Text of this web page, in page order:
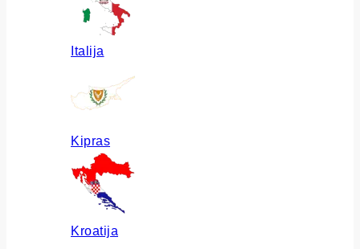
Italija
Kipras
Kroatija